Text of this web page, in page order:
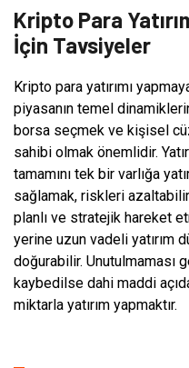
Kripto Para
İçin Tavsiyeler
Kripto para yatırımı
piyasanın temel
borsa seçmek ve kişisel
sahibi olmak önemlidir.
tamamını tek bir varlığa
sağlamak, riskleri
planlı ve stratejik hareket
yerine uzun vadeli yatırım
doğurabilir. Unutulmaması
kaybedilse dahi maddi
miktarla yatırım yapmaktır.